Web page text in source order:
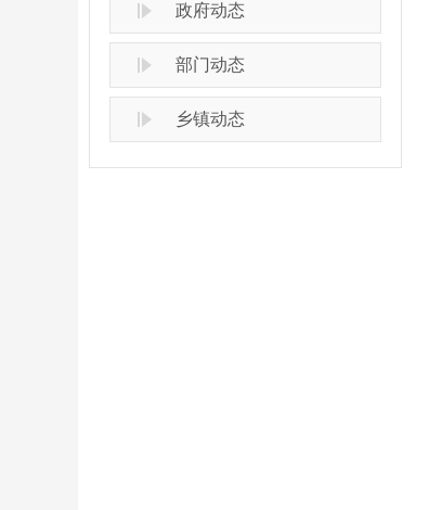
政府动态
部门动态
乡镇动态